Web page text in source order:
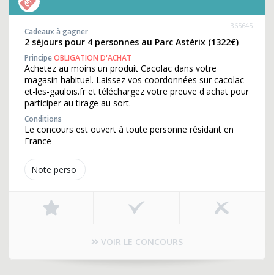
Note perso
365645
Cadeaux à gagner
2 séjours pour 4 personnes au Parc Astérix (1322€)
PrincipeOBLIGATION D'ACHAT
Achetez au moins un produit Cacolac dans votre
magasin habituel. Laissez vos coordonnées sur cacolac-
et-les-gaulois.fr et téléchargez votre preuve d'achat pour
participer au tirage au sort.
Conditions
Le concours est ouvert à toute personne résidant en
France
VOIR LE CONCOURS